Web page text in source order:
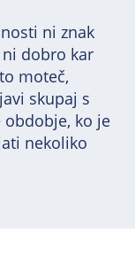
ni znak
dobro kar
moteč,
skupaj s
ko je
nekoliko